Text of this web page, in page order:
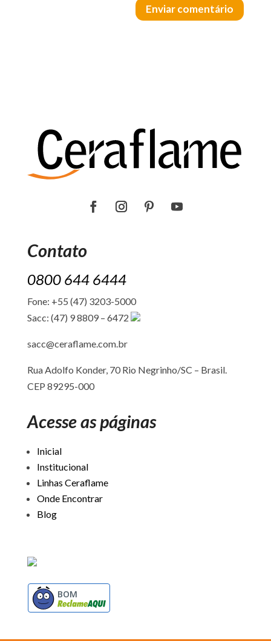
Enviar comentário
Contato
0800 644 6444
Fone: +55 (47) 3203-5000
Sacc: (47) 9 8809 – 6472
sacc@ceraflame.com.br
Rua Adolfo Konder, 70 Rio Negrinho/SC – Brasil.
CEP 89295-000
Acesse as páginas
Inicial
Institucional
Linhas Ceraflame
Onde Encontrar
Blog
BOM